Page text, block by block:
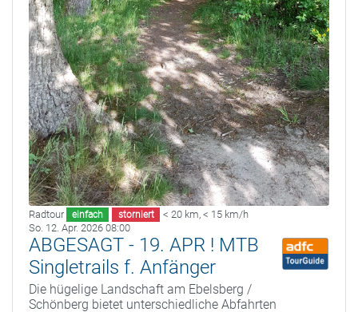
Radtour einfach storniert < 20 km, < 15 km/h
So. 12. Apr. 2026 08:00
ABGESAGT - 19. APR ! MTB
Singletrails f. Anfänger
Die hügelige Landschaft am Ebelsberg /
Schönberg bietet unterschiedliche Abfahrten